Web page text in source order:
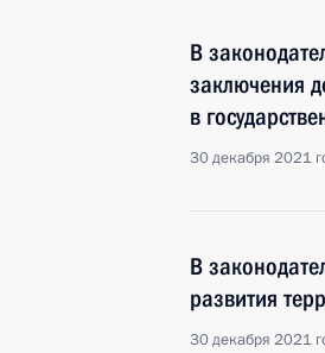
В
заключения
в
30 декабря 2021
В
развития
30 декабря 2021